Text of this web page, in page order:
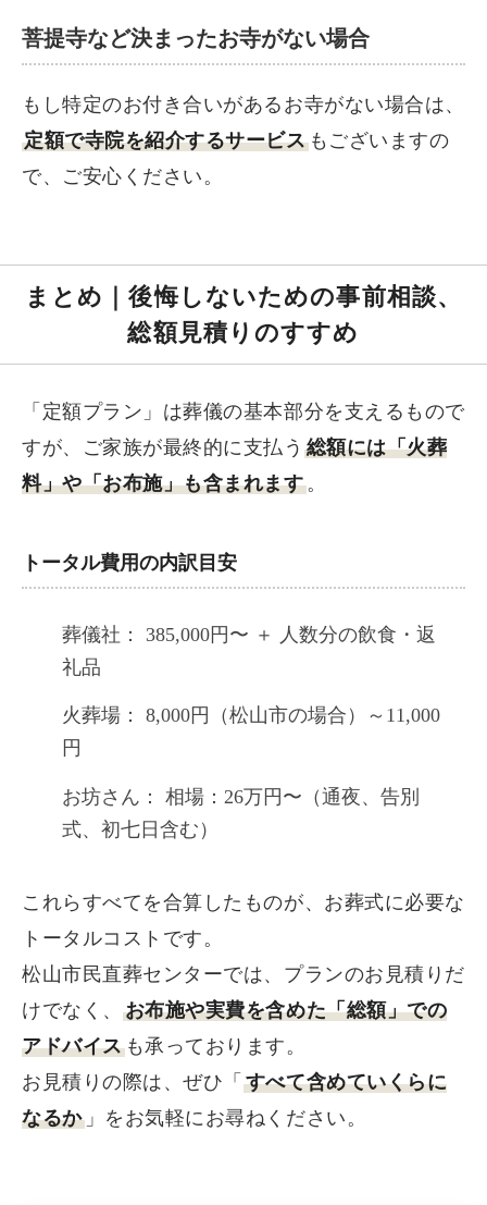
菩提寺など決まったお寺がない場合
もし特定のお付き合いがあるお寺がない場合は、
定額で寺院を紹介するサービスもございますの
で、ご安心ください。
まとめ｜後悔しないための事前相談、
総額見積りのすすめ
「定額プラン」は葬儀の基本部分を支えるもので
すが、ご家族が最終的に支払う 総額には「火葬
料」や「お布施」も含まれます。
トータル費用の内訳目安
葬儀社： 385,000円〜 ＋ 人数分の飲食・返
礼品
火葬場： 8,000円（松山市の場合）～11,000
円
お坊さん： 相場：26万円〜（通夜、告別
式、初七日含む）
これらすべてを合算したものが、お葬式に必要な
トータルコストです。
松山市民直葬センターでは、プランのお見積りだ
けでなく、 お布施や実費を含めた「総額」での
アドバイスも承っております。
お見積りの際は、ぜひ「 すべて含めていくらに
なるか」をお気軽にお尋ねください。